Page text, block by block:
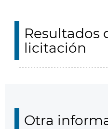
Resultados
licitación
Otra